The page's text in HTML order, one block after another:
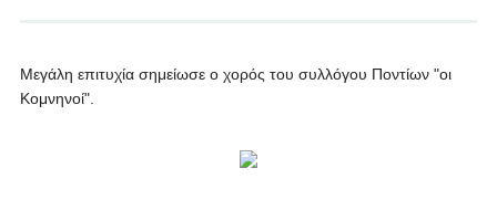
Μεγάλη επιτυχία σημείωσε ο χορός του συλλόγου Ποντίων "οι
Κομνηνοί".